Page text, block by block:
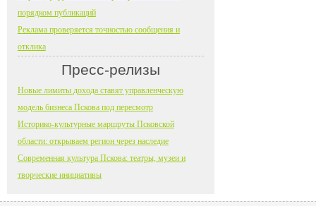
порядком публикаций
Реклама проверяется точностью сообщения и
отклика
Пресс-релизы
Новые лимиты дохода ставят управленческую
модель бизнеса Пскова под пересмотр
Историко-культурные маршруты Псковской
области: открываем регион через наследие
Современная культура Пскова: театры, музеи и
творческие инициативы